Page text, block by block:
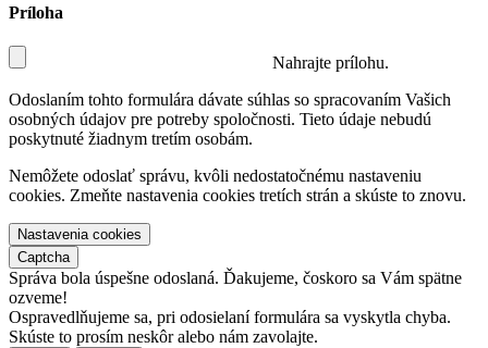
Príloha
Nahrajte prílohu.
Odoslaním tohto formulára dávate súhlas so spracovaním Vašich
osobných údajov pre potreby spoločnosti. Tieto údaje nebudú
poskytnuté žiadnym tretím osobám.
Nemôžete odoslať správu, kvôli nedostatočnému nastaveniu
cookies. Zmeňte nastavenia cookies tretích strán a skúste to znovu.
Nastavenia cookies
Captcha
Správa bola úspešne odoslaná. Ďakujeme, čoskoro sa Vám spätne
ozveme!
Ospravedlňujeme sa, pri odosielaní formulára sa vyskytla chyba.
Skúste to prosím neskôr alebo nám zavolajte.